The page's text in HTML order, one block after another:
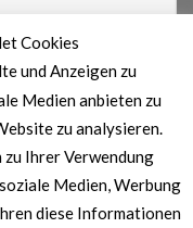
Cookies
und Anzeigen zu
Medien anbieten zu
zu analysieren.
Ihrer Verwendung
Medien, Werbung
diese Informationen